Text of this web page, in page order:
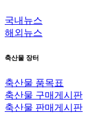
국내뉴스
해외뉴스
축산물 장터
축산물 품목표
축산물 구매게시판
축산물 판매게시판